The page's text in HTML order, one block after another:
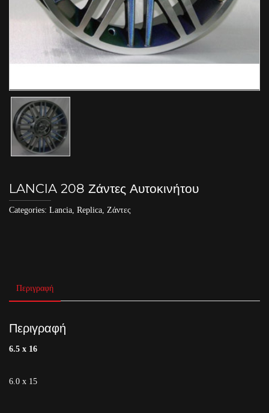
LANCIA 208 Ζάντες Αυτοκινήτου
Categories: Lancia Replica Ζάντες
Περιγραφή
Περιγραφή
6.5 x 16
6.0 x 15